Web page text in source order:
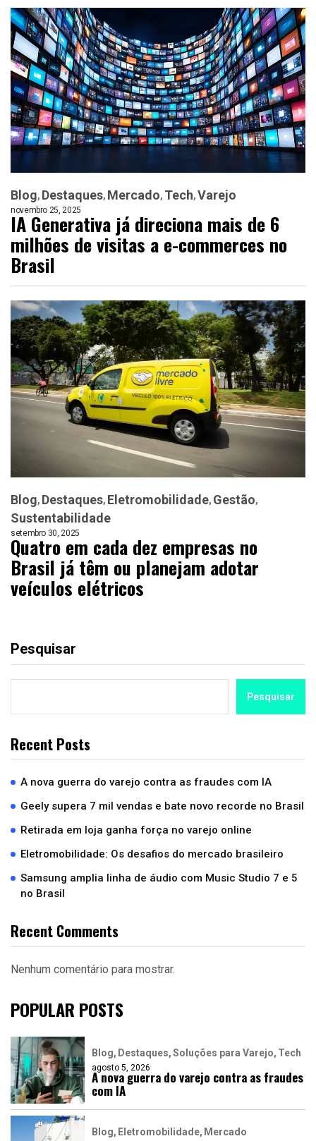
Blog Destaques Mercado Tech Varejo
novembro 25, 2025
IA Generativa já direciona mais de 6
milhões de visitas a e-commerces no
Brasil
Blog Destaques Eletromobilidade Gestão
Sustentabilidade
setembro 30, 2025
Quatro em cada dez empresas no
Brasil já têm ou planejam adotar
veículos elétricos
Pesquisar
Pesquisar
Recent Posts
A nova guerra do varejo contra as fraudes com IA
Geely supera 7 mil vendas e bate novo recorde no Brasil
Retirada em loja ganha força no varejo online
Eletromobilidade: Os desafios do mercado brasileiro
Samsung amplia linha de áudio com Music Studio 7 e 5
no Brasil
Recent Comments
Nenhum comentário para mostrar.
POPULAR POSTS
Blog Destaques Soluções para Varejo Tech
agosto 5, 2026
A nova guerra do varejo contra as fraudes
com IA
Blog Eletromobilidade Mercado